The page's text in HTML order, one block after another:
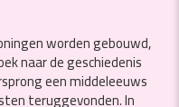
worden gebouwd,
naar de geschiedenis
een middeleeuws
teruggevonden. In